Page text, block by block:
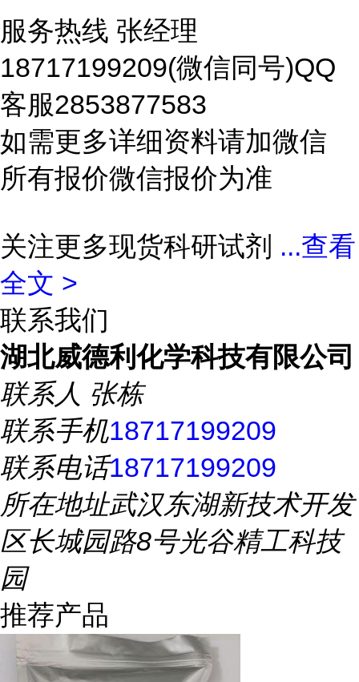
服务热线 张经理
18717199209(微信同号)QQ
客服2853877583
如需更多详细资料请加微信
所有报价微信报价为准
关注更多现货科研试剂 ...查看
全文 >
联系我们
湖北威德利化学科技有限公司
联系人 张栋
联系手机18717199209
联系电话18717199209
所在地址武汉东湖新技术开发
区长城园路8号光谷精工科技
园
推荐产品